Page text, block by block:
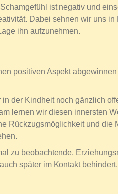
ist negativ und
Dabei sehnen wir uns in
ihn aufzunehmen.
positiven Aspekt
der Kindheit noch gänzlich
lernen wir diesen innersten
Rückzugsmöglichkeit und die
zu beobachtende,
später im Kontakt behindert.